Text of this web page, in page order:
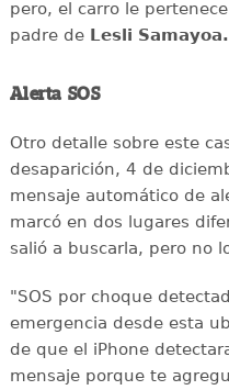
pero, el carro le
padre de Lesli Samayoa.
Alerta SOS
Otro detalle sobre este
desaparición, 4 de
mensaje automático de
marcó en dos lugares
salió a buscarla, pero no
"SOS por choque
emergencia desde esta
de que el iPhone
mensaje porque te